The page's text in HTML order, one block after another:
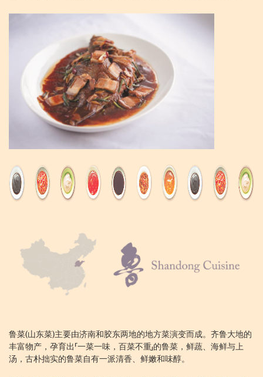
鲁菜(山东菜)主要由济南和胶东两地的地方菜演变而成。齐鲁大地的
丰富物产，孕育出「一菜一味，百菜不重」的鲁菜，鲜蔬、海鲜与上
汤，古朴拙实的鲁菜自有一派清香、鲜嫩和味醇。